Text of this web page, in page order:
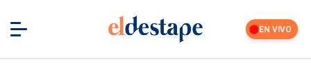
EN VIVO